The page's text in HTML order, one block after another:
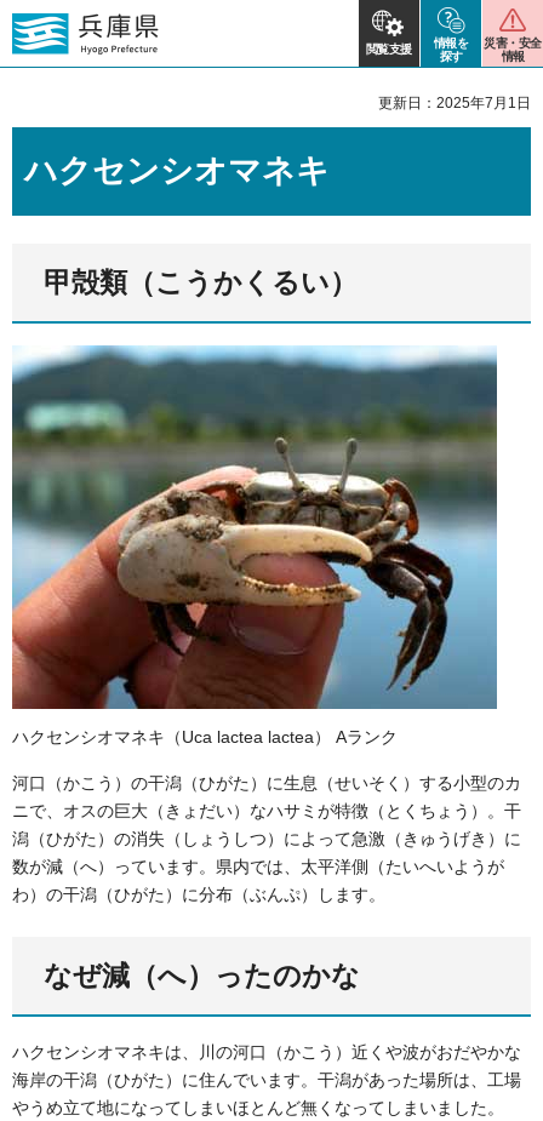
閲覧支援
情報を
探す
災害・安全
情報
更新日：2025年7月1日
ハクセンシオマネキ
甲殻類（こうかくるい）
ハクセンシオマネキ（Uca lactea lactea） Aランク
河口（かこう）の干潟（ひがた）に生息（せいそく）する小型のカ
ニで、オスの巨大（きょだい）なハサミが特徴（とくちょう）。干
潟（ひがた）の消失（しょうしつ）によって急激（きゅうげき）に
数が減（へ）っています。県内では、太平洋側（たいへいようが
わ）の干潟（ひがた）に分布（ぶんぷ）します。
なぜ減（へ）ったのかな
ハクセンシオマネキは、川の河口（かこう）近くや波がおだやかな
海岸の干潟（ひがた）に住んでいます。干潟があった場所は、工場
やうめ立て地になってしまいほとんど無くなってしまいました。